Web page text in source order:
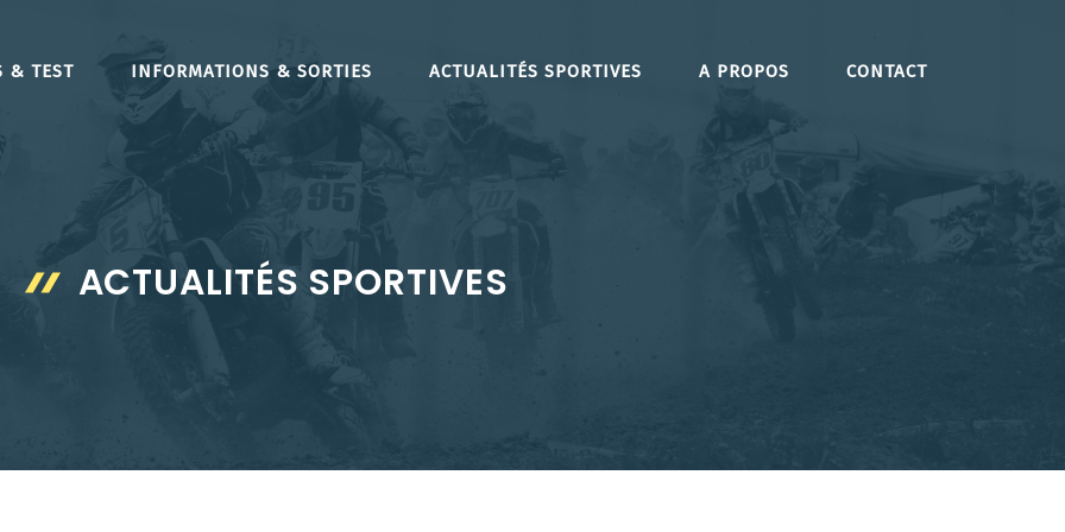
& TEST INFORMATIONS & SORTIES ACTUALITÉS SPORTIVES A PROPOS CONTACT
ACTUALITÉS SPORTIVES